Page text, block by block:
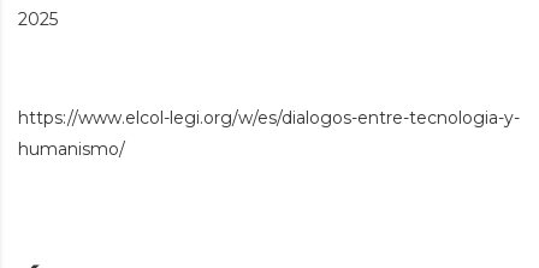
2025
https://www.elcol-legi.org/w/es/dialogos-entre-tecnologia-y-
humanismo/